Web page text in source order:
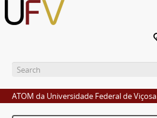
ATOM da Universidade Federal de Viçosa